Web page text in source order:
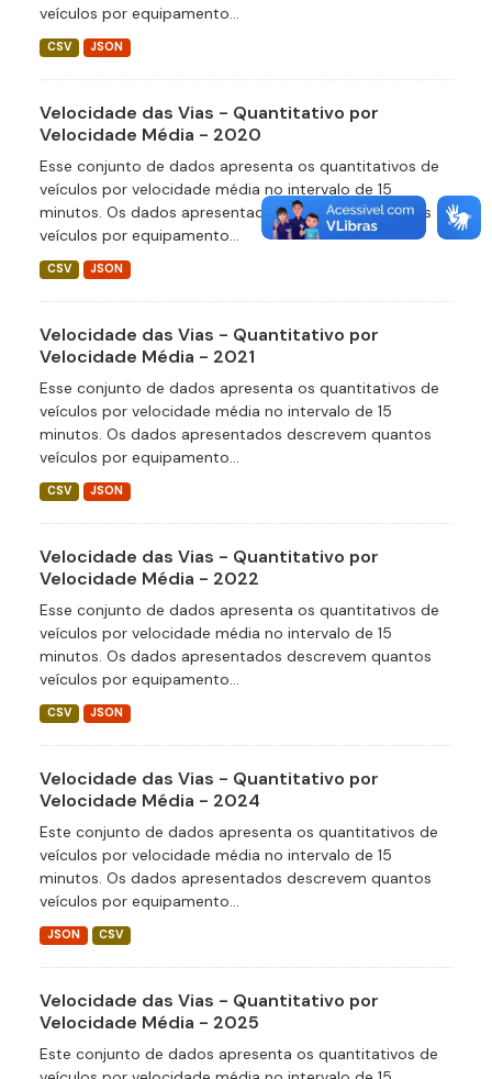
veículos por equipamento...
CSV JSON
Velocidade das Vias - Quantitativo por
Velocidade Média - 2020
Esse conjunto de dados apresenta os quantitativos de
veículos por velocidade média no intervalo de 15
minutos. Os dados apresentados descrevem quantos
veículos por equipamento...
CSV JSON
Velocidade das Vias - Quantitativo por
Velocidade Média - 2021
Esse conjunto de dados apresenta os quantitativos de
veículos por velocidade média no intervalo de 15
minutos. Os dados apresentados descrevem quantos
veículos por equipamento...
CSV JSON
Velocidade das Vias - Quantitativo por
Velocidade Média - 2022
Esse conjunto de dados apresenta os quantitativos de
veículos por velocidade média no intervalo de 15
minutos. Os dados apresentados descrevem quantos
veículos por equipamento...
CSV JSON
Velocidade das Vias - Quantitativo por
Velocidade Média - 2024
Este conjunto de dados apresenta os quantitativos de
veículos por velocidade média no intervalo de 15
minutos. Os dados apresentados descrevem quantos
veículos por equipamento...
JSON CSV
Velocidade das Vias - Quantitativo por
Velocidade Média - 2025
Este conjunto de dados apresenta os quantitativos de